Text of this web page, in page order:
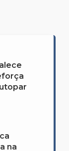
na